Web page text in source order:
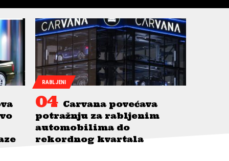
RABLJENI
Carvana povećava
potražnju za rabljenim
automobilima do
rekordnog kvartala